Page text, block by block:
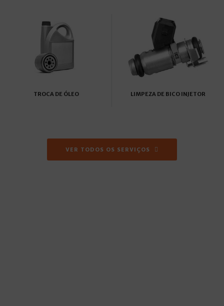
TROCA DE ÓLEO LIMPEZA DE BICO INJETOR
VER TODOS OS SERVIÇOS